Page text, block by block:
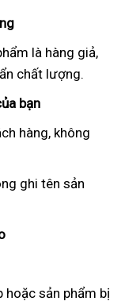
là hàng giả,
chất lượng.
bạn
hàng, không
ghi tên sản
hoặc sản phẩm bị